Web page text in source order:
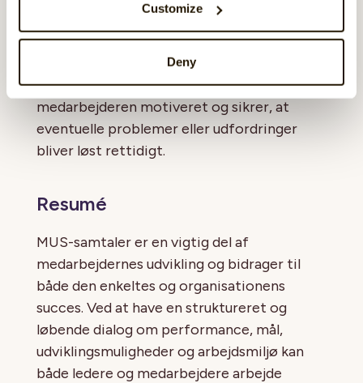
Customize
Deny
regelmæssigt at tjekke ind med
medarbejderen for at se, hvordan de klarer
sig med deres mål og handlingsplaner.
Opfølgningen er med til at holde
medarbejderen motiveret og sikrer, at
eventuelle problemer eller udfordringer
bliver løst rettidigt.
Resumé
MUS-samtaler er en vigtig del af
medarbejdernes udvikling og bidrager til
både den enkeltes og organisationens
succes. Ved at have en struktureret og
løbende dialog om performance, mål,
udviklingsmuligheder og arbejdsmiljø kan
både ledere og medarbejdere arbejde